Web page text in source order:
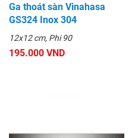
Ga thoát sàn Vinahasa
GS324 Inox 304
12x12 cm, Phi 90
195.000 VND